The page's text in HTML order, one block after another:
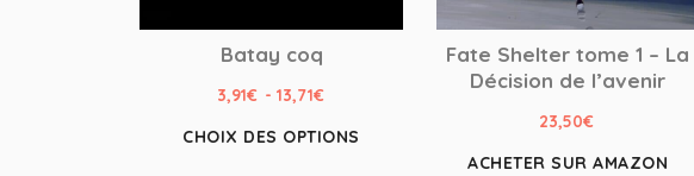
Batay coq
3,91€ - 13,71€
CHOIX DES OPTIONS
Fate Shelter tome 1 – La
Décision de l’avenir
23,50€
ACHETER SUR AMAZON